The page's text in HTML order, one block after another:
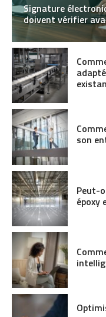
Signature
doivent vérifier
son
Peut-
époxy